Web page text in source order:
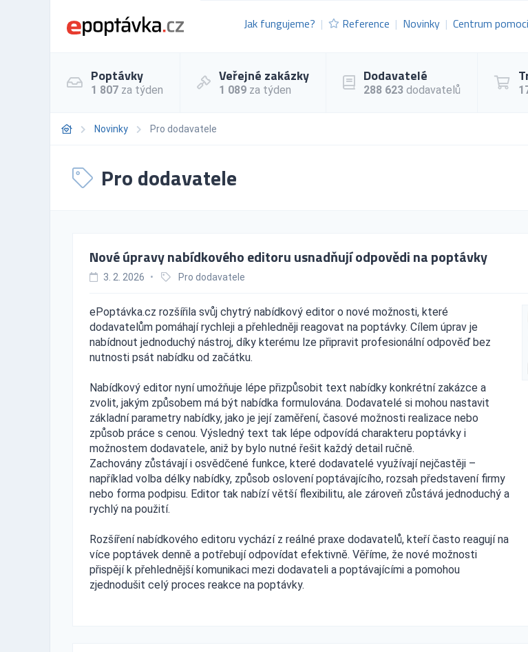
Jak fungujeme? Reference Novinky Centrum pomoci
Poptávky
1 807 za týden
Veřejné zakázky
1 089 za týden
Dodavatelé
288 623 dodavatelů
Novinky Pro dodavatele
Pro dodavatele
Nové úpravy nabídkového editoru usnadňují odpovědi na poptávky
3. 2. 2026 • Pro dodavatele
ePoptávka.cz rozšířila svůj chytrý nabídkový editor o nové možnosti, které
dodavatelům pomáhají rychleji a přehledněji reagovat na poptávky. Cílem úprav je
nabídnout jednoduchý nástroj, díky kterému lze připravit profesionální odpověď bez
nutnosti psát nabídku od začátku.
Nabídkový editor nyní umožňuje lépe přizpůsobit text nabídky konkrétní zakázce a
zvolit, jakým způsobem má být nabídka formulována. Dodavatelé si mohou nastavit
základní parametry nabídky, jako je její zaměření, časové možnosti realizace nebo
způsob práce s cenou. Výsledný text tak lépe odpovídá charakteru poptávky i
možnostem dodavatele, aniž by bylo nutné řešit každý detail ručně.
Zachovány zůstávají i osvědčené funkce, které dodavatelé využívají nejčastěji –
například volba délky nabídky, způsob oslovení poptávajícího, rozsah představení firmy
nebo forma podpisu. Editor tak nabízí větší flexibilitu, ale zároveň zůstává jednoduchý a
rychlý na použití.
Rozšíření nabídkového editoru vychází z reálné praxe dodavatelů, kteří často reagují na
více poptávek denně a potřebují odpovídat efektivně. Věříme, že nové možnosti
přispějí k přehlednější komunikaci mezi dodavateli a poptávajícími a pomohou
zjednodušit celý proces reakce na poptávky.